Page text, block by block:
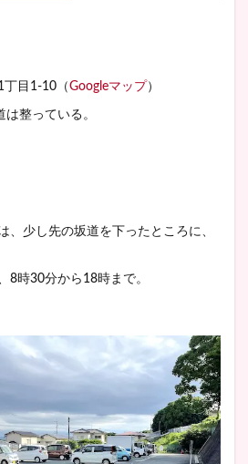
丁目1-10（Googleマップ ）
整っている。
、少し先の坂道を下ったところに、
8時30分から18時まで。